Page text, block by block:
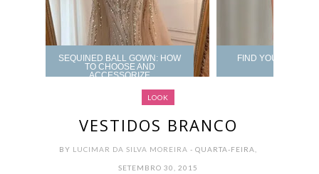
SEQUINED BALL GOWN: HOW
TO CHOOSE AND
ACCESSORIZE
FIND YOUR PROM
LOOK
VESTIDOS BRANCO
BY LUCIMAR DA SILVA MOREIRA- QUARTA-FEIRA,
SETEMBRO 30, 2015